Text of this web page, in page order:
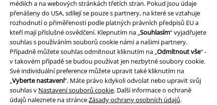
médiích a na webových stránkách třetích stran. Pokud jsou údaje
přenášeny do USA, sdílejí se pouze s partnery, na které se vztahuje
rozhodnutí o přiměřenosti podle platných právních předpisů EU a
kteří mají příslušné osvědčení. Klepnutím na „Souhlasím“ vyjadřujete
souhlas s používáním souborů cookie námi a našimi partnery.
Případně můžete souhlas odmítnout kliknutím na „Odmítnout vše“ -
v takovém případě se budou používat jen nezbytné soubory cookie.
Své individuální preference můžete upravit také kliknutím na
„Vyberte nastavení“. Máte právo kdykoli odvolat nebo upravit svůj
souhlas v Nastavení souborů cookie. Další informace o ochraně
údajů naleznete na stránceZásady ochrany osobních údajů.
Dozvědět se více
Zahájit chat
Zákaznícky servis
Pomoc / FAQ